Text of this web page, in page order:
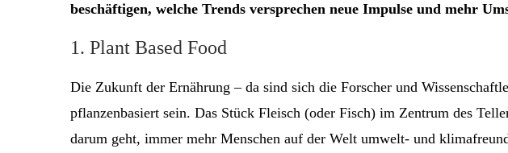
beschäftigen, welche Trends versprechen neue Impulse und mehr
1. Plant Based Food
Die Zukunft der Ernährung – da sind sich die Forscher und
pflanzenbasiert sein. Das Stück Fleisch (oder Fisch) im Zentrum des
darum geht, immer mehr Menschen auf der Welt umwelt- und